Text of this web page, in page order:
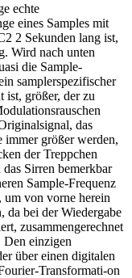
echte
eines Samples mit
2 Sekunden lang ist,
Wird nach unten
die Sample-
samplerspezifischer
ist, größer, der zu
das
immer größer werden,
der Treppchen
Sirren bemerkbar
Sample-Frequenz
um von vorne herein
da bei der Wiedergabe
zusammengerechnet
Den einzigen
über einen digitalen
Transformati-on